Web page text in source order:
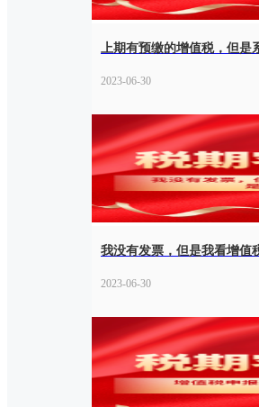
上期有预缴的增值税，但是
2023-06-30
2023-06-30